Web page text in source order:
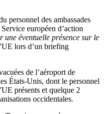
personnel des ambassades
européen d’action
une éventuelle présence sur le
lors d’un briefing
de l’aéroport de
États-Unis, dont le personnel
présents et quelque 2
occidentales.